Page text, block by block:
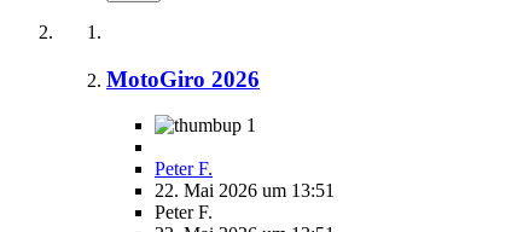
MotoGiro 2026
1
Peter F.
22. Mai 2026 um 13:51
Peter F.